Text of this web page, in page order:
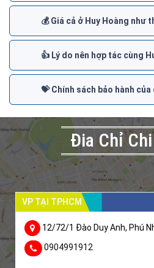
💰 Giá cả ở Huy Hoàng như
👍 Lý do nên hợp tác cùng
💝 Chính sách bảo hành
Đia Chỉ
VP TẠI TPHCM
12/72/1 Đào Duy Anh, Phú
0904991912